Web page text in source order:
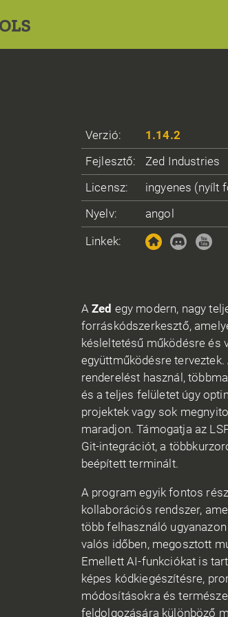
Verzió:
1.14.2
Fejlesztő:
Zed Industries
Licensz:
ingyenes (nyílt
Nyelv:
angol
Linkek:
A Zed egy modern, nagy
forráskódszerkesztő,
késleltetésű működésre és
együttműködésre
renderelést használ,
és a teljes felületet úgy
projektek vagy sok
maradjon. Támogatja az
Git-integrációt, a
beépített terminált.
A program egyik fontos
kollaborációs rendszer,
több felhasználó
valós időben, megosztott
Emellett AI-funkciókat is
képes kódkiegészítésre,
módosításokra és
feldolgozására különböző